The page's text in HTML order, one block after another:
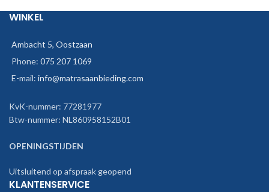
WINKEL
Ambacht 5, Oostzaan
Phone: 075 207 1069
E-mail: info@matrasaanbieding.com
KvK-nummer: 77281977
Btw-nummer: NL860958152B01
OPENINGSTIJDEN
Uitsluitend op afspraak geopend
KLANTENSERVICE